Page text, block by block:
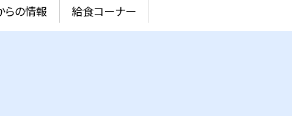
らの情報 給食コーナー